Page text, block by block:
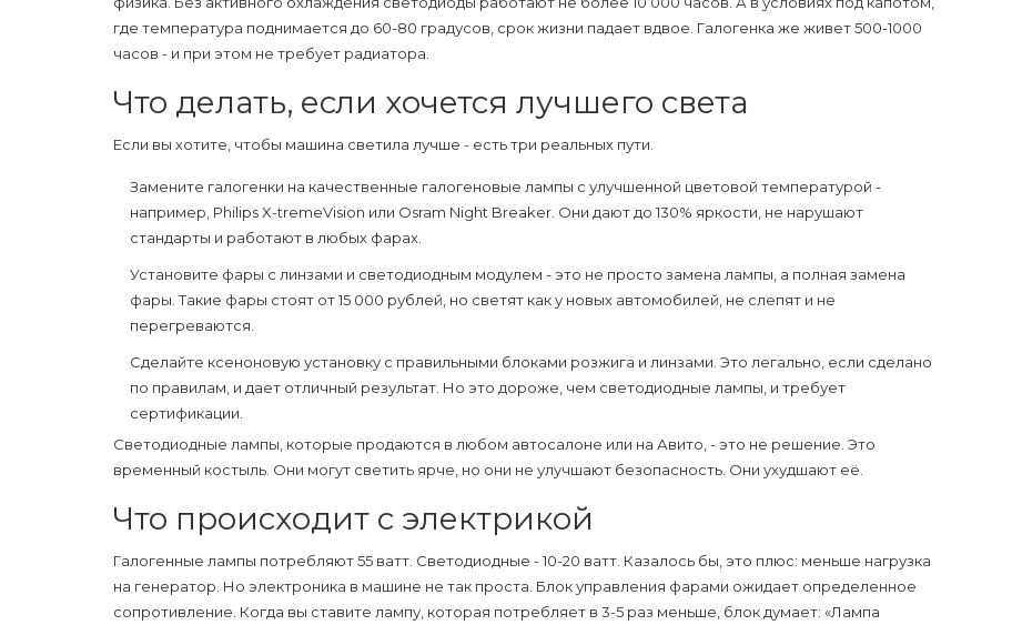
где температура поднимается до 60-80 градусов, срок жизни падает вдвое. Галогенка же живет 500-1000
часов - и при этом не требует радиатора.
Что делать, если хочется лучшего света
Если вы хотите, чтобы машина светила лучше - есть три реальных пути.
Замените галогенки на качественные галогеновые лампы с улучшенной цветовой температурой -
например, Philips X-tremeVision или Osram Night Breaker. Они дают до 130% яркости, не нарушают
стандарты и работают в любых фарах.
Установите фары с линзами и светодиодным модулем - это не просто замена лампы, а полная замена
фары. Такие фары стоят от 15 000 рублей, но светят как у новых автомобилей, не слепят и не
перегреваются.
Сделайте ксеноновую установку с правильными блоками розжига и линзами. Это легально, если сделано
по правилам, и дает отличный результат. Но это дороже, чем светодиодные лампы, и требует
сертификации.
Светодиодные лампы, которые продаются в любом автосалоне или на Авито, - это не решение. Это
временный костыль. Они могут светить ярче, но они не улучшают безопасность. Они ухудшают её.
Что происходит с электрикой
Галогенные лампы потребляют 55 ватт. Светодиодные - 10-20 ватт. Казалось бы, это плюс: меньше нагрузка
на генератор. Но электроника в машине не так проста. Блок управления фарами ожидает определенное
сопротивление. Когда вы ставите лампу, которая потребляет в 3-5 раз меньше, блок думает: «Лампа